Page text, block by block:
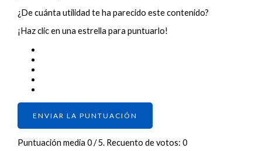
¿De cuánta utilidad te ha parecido este contenido?
¡Haz clic en una estrella para puntuarlo!
ENVIAR LA PUNTUACIÓN
Puntuación media0/ 5. Recuento de votos:0